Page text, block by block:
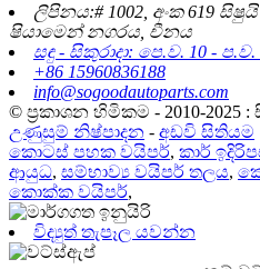
ලිපිනය:# 1002, අංක 619
ෂියාමෙන් නගරය, චීනය
සඳු - සිකුරාදා: පෙ.ව. 10 - ප.ව.
+86 15960836188
info@sogoodautoparts.com
© ප්‍රකාශන හිමිකම - 2010-
උණුසුම් නිෂ්පාදන - අඩවි සිතියම
කොටස් පහක වයිපර්, කාර්
ආයුධ, සම්භාව්‍ය වයිපර් තලය,
කොක්ක වයිපර්,
විද්‍යුත් තැපෑල යවන්න